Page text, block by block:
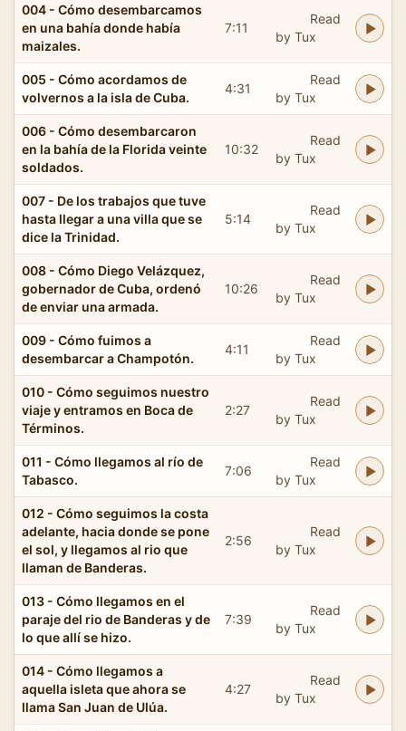
004 - Cómo desembarcamos
en una bahía donde había
maizales.
7:11
Read
by Tux
005 - Cómo acordamos de
volvernos a la isla de Cuba.
4:31
Read
by Tux
006 - Cómo desembarcaron
en la bahía de la Florida veinte
soldados.
10:32
Read
by Tux
007 - De los trabajos que tuve
hasta llegar a una villa que se
dice la Trinidad.
5:14
Read
by Tux
008 - Cómo Diego Velázquez,
gobernador de Cuba, ordenó
de enviar una armada.
10:26
Read
by Tux
009 - Cómo fuimos a
desembarcar a Champotón.
4:11
Read
by Tux
010 - Cómo seguimos nuestro
viaje y entramos en Boca de
Términos.
2:27
Read
by Tux
011 - Cómo llegamos al río de
Tabasco.
7:06
Read
by Tux
012 - Cómo seguimos la costa
adelante, hacia donde se pone
el sol, y llegamos al rio que
llaman de Banderas.
2:56
Read
by Tux
013 - Cómo llegamos en el
paraje del rio de Banderas y de
lo que allí se hizo.
7:39
Read
by Tux
014 - Cómo llegamos a
aquella isleta que ahora se
llama San Juan de Ulúa.
4:27
Read
by Tux